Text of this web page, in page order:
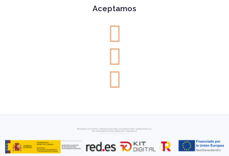
Aceptamos